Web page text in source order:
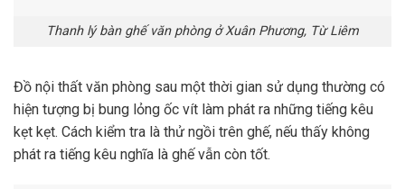
Thanh lý bàn ghế văn phòng ở Xuân Phương, Từ Liêm
Đồ nội thất văn phòng sau một thời gian sử dụng thường có
hiện tượng bị bung lỏng ốc vít làm phát ra những tiếng kêu
kẹt kẹt. Cách kiểm tra là thử ngồi trên ghế, nếu thấy không
phát ra tiếng kêu nghĩa là ghế vẫn còn tốt.